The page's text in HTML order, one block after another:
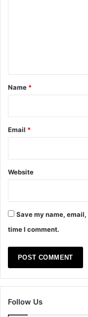
*
Name *
Email *
Website
Save my name,
time I comment.
Follow Us